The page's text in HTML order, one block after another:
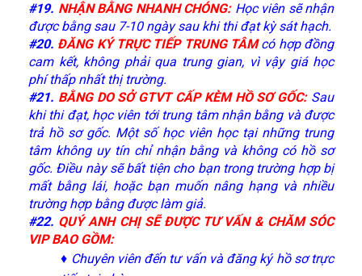
#19. NHẬN BẰNG NHANH CHÓNG: Học viên sẽ nhận
được bằng sau 7-10 ngày sau khi thi đạt kỳ sát hạch.
#20. ĐĂNG KÝ TRỰC TIẾP TRUNG TÂM có hợp đồng
cam kết, không phải qua trung gian, vì vậy giá học
phí thấp nhất thị trường.
#21. BẰNG DO SỞ GTVT CẤP KÈM HỒ SƠ GỐC: Sau
khi thi đạt, học viên tới trung tâm nhận bằng và được
trả hồ sơ gốc. Một số học viên học tại những trung
tâm không uy tín chỉ nhận bằng và không có hồ sơ
gốc. Điều này sẽ bất tiện cho bạn trong trường hợp bị
mất bằng lái, hoặc bạn muốn nâng hạng và nhiều
trường hợp bằng được làm giả.
#22. QUÝ ANH CHỊ SẼ ĐƯỢC TƯ VẤN & CHĂM SÓC
VIP BAO GỒM:
♦ Chuyên viên đến tư vấn và đăng ký hồ sơ trực